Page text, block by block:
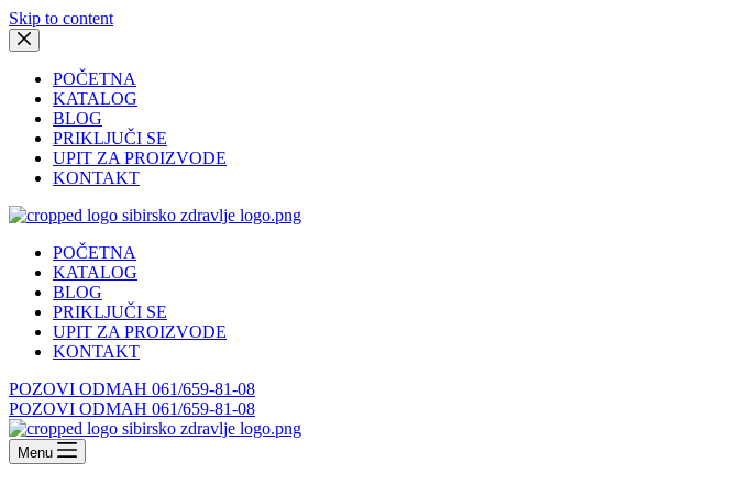
Skip to content
POČETNA
KATALOG
BLOG
PRIKLJUČI SE
UPIT ZA PROIZVODE
KONTAKT
POČETNA
KATALOG
BLOG
PRIKLJUČI SE
UPIT ZA PROIZVODE
KONTAKT
POZOVI ODMAH 061/659-81-08
POZOVI ODMAH 061/659-81-08
Menu